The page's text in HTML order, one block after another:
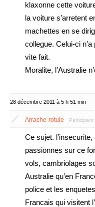
klaxonne cette
la voiture s’arretent
machettes en se
collegue. Celui-ci
vite fait.
Moralite, l’Australie
28 décembre 2011 à 5 h 51 min
Arrache-rotule Participant
Ce sujet.
passionnes sur ce
vols, cambriolages
Australie qu’en
police et les
Francais qui visitent